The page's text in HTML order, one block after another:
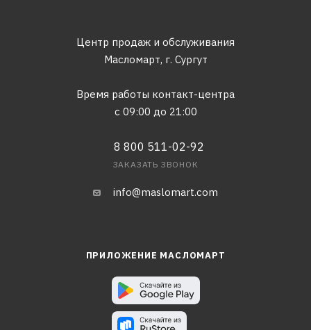
Центр продаж и обслуживания
Масломарт, г. Сургут
Время работы контакт-центра
с 09:00 до 21:00
8 800 511-02-92
ЗАКАЗАТЬ ЗВОНОК
info@maslomart.com
ПРИЛОЖЕНИЕ МАСЛОМАРТ